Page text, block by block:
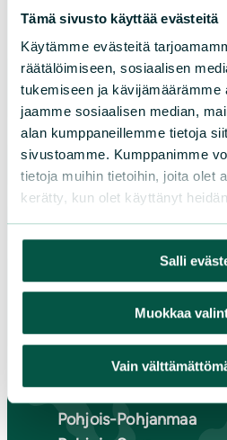
Tämä sivusto käyttää evästeitä
Käytämme evästeitä
räätälöimiseen, sosiaalisen
tukemiseen ja
jaamme sosiaalisen median,
alan kumppaneillemme tietoja
sivustoamme. Kumppanimme
tietoja muihin tietoihin, joita olet
kerätty, kun olet käyttänyt
Salli
Muokkaa
Vain
LIITY JÄSENEKSI
Suomen
piirit
Etelä-Häme
Etelä-Karjala
Kainuu
Kymenlaakso
Pirkanmaa
Pohjanmaa
Pohjois-Karjala
Pohjois-Pohjanmaa